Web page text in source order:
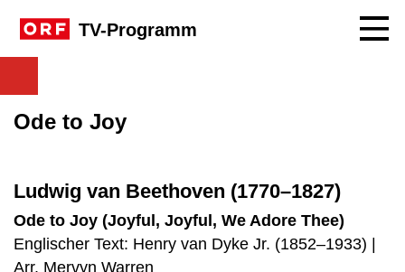
TV-Programm
Ode to Joy
Ludwig van Beethoven (1770–1827)
Ode to Joy (Joyful, Joyful, We Adore Thee)
Englischer Text: Henry van Dyke Jr. (1852–1933) |
Arr. Mervyn Warren